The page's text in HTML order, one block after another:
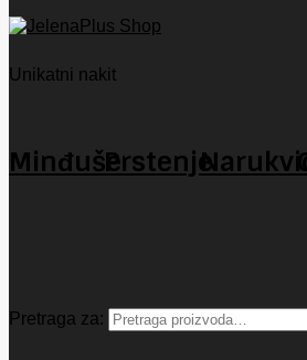
Unikatni nakit
MinđušePrstenje
Pretraga za: